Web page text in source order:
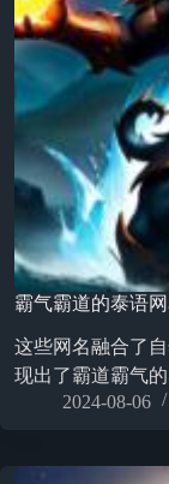
霸气霸道的泰语
这些网名融合了
现出了霸道霸气
2024-08-06